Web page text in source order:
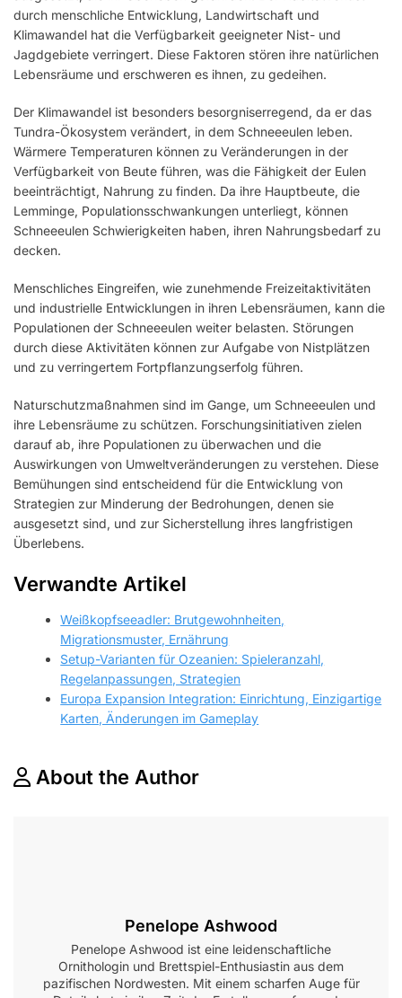
durch menschliche Entwicklung, Landwirtschaft und
Klimawandel hat die Verfügbarkeit geeigneter Nist- und
Jagdgebiete verringert. Diese Faktoren stören ihre natürlichen
Lebensräume und erschweren es ihnen, zu gedeihen.
Der Klimawandel ist besonders besorgniserregend, da er das
Tundra-Ökosystem verändert, in dem Schneeeulen leben.
Wärmere Temperaturen können zu Veränderungen in der
Verfügbarkeit von Beute führen, was die Fähigkeit der Eulen
beeinträchtigt, Nahrung zu finden. Da ihre Hauptbeute, die
Lemminge, Populationsschwankungen unterliegt, können
Schneeeulen Schwierigkeiten haben, ihren Nahrungsbedarf zu
decken.
Menschliches Eingreifen, wie zunehmende Freizeitaktivitäten
und industrielle Entwicklungen in ihren Lebensräumen, kann die
Populationen der Schneeeulen weiter belasten. Störungen
durch diese Aktivitäten können zur Aufgabe von Nistplätzen
und zu verringertem Fortpflanzungserfolg führen.
Naturschutzmaßnahmen sind im Gange, um Schneeeulen und
ihre Lebensräume zu schützen. Forschungsinitiativen zielen
darauf ab, ihre Populationen zu überwachen und die
Auswirkungen von Umweltveränderungen zu verstehen. Diese
Bemühungen sind entscheidend für die Entwicklung von
Strategien zur Minderung der Bedrohungen, denen sie
ausgesetzt sind, und zur Sicherstellung ihres langfristigen
Überlebens.
Verwandte Artikel
Weißkopfseeadler: Brutgewohnheiten,
Migrationsmuster, Ernährung
Setup-Varianten für Ozeanien: Spieleranzahl,
Regelanpassungen, Strategien
Europa Expansion Integration: Einrichtung, Einzigartige
Karten, Änderungen im Gameplay
About the Author
Penelope Ashwood
Penelope Ashwood ist eine leidenschaftliche
Ornithologin und Brettspiel-Enthusiastin aus dem
pazifischen Nordwesten. Mit einem scharfen Auge für